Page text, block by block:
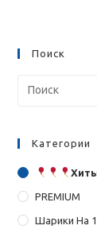
Поиск
Категории
PREMIUM
Шарики На